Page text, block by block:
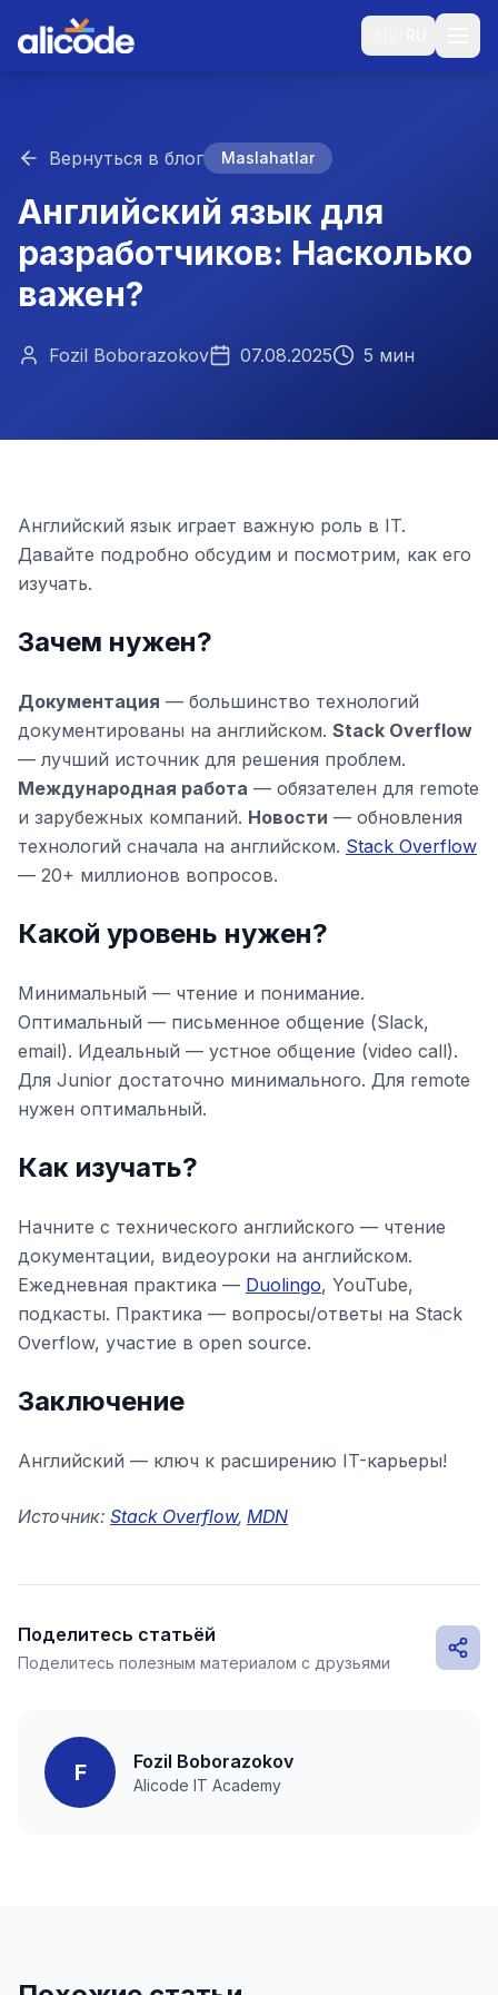
Вернуться в блог Maslahatlar
Английский язык для
разработчиков: Насколько
важен?
Fozil Boborazokov 07.08.2025 5 мин
Английский язык играет важную роль в IT.
Давайте подробно обсудим и посмотрим, как его
изучать.
Зачем нужен?
Документация — большинство технологий
документированы на английском. Stack Overflow
— лучший источник для решения проблем.
Международная работа — обязателен для remote
и зарубежных компаний. Новости — обновления
технологий сначала на английском. Stack Overflow
— 20+ миллионов вопросов.
Какой уровень нужен?
Минимальный — чтение и понимание.
Оптимальный — письменное общение (Slack,
email). Идеальный — устное общение (video call).
Для Junior достаточно минимального. Для remote
нужен оптимальный.
Как изучать?
Начните с технического английского — чтение
документации, видеоуроки на английском.
Ежедневная практика — Duolingo, YouTube,
подкасты. Практика — вопросы/ответы на Stack
Overflow, участие в open source.
Заключение
Английский — ключ к расширению IT-карьеры!
Источник: Stack Overflow, MDN
Поделитесь статьёй
Поделитесь полезным материалом с друзьями
F Fozil Boborazokov
Alicode IT Academy